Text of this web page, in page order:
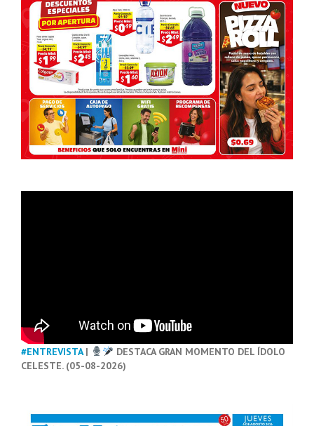
#ENTREVISTA|
DESTACA GRAN MOMENTO DEL ÍDOLO
CELESTE. (05-08-2026)